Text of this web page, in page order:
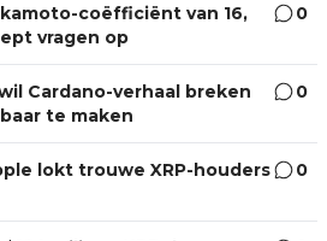
coëfficiënt van 16,
vragen op
0
Cardano-verhaal breken
te maken
0
lokt trouwe XRP-houders
0